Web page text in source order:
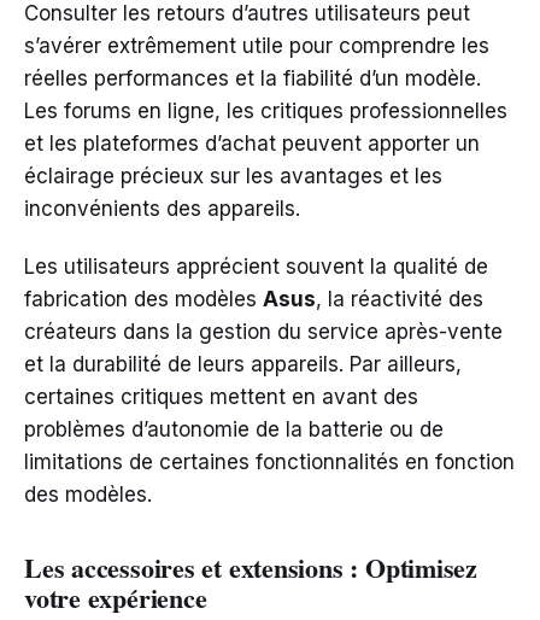
Consulter les retours d’autres utilisateurs peut
s’avérer extrêmement utile pour comprendre les
réelles performances et la fiabilité d’un modèle.
Les forums en ligne, les critiques professionnelles
et les plateformes d’achat peuvent apporter un
éclairage précieux sur les avantages et les
inconvénients des appareils.
Les utilisateurs apprécient souvent la qualité de
fabrication des modèles Asus, la réactivité des
créateurs dans la gestion du service après-vente
et la durabilité de leurs appareils. Par ailleurs,
certaines critiques mettent en avant des
problèmes d’autonomie de la batterie ou de
limitations de certaines fonctionnalités en fonction
des modèles.
Les accessoires et extensions : Optimisez
votre expérience